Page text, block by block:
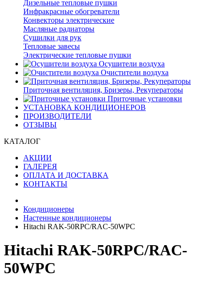
Дизельные тепловые пушки
Инфракрасные обогреватели
Конвекторы электрические
Масляные радиаторы
Сушилки для рук
Тепловые завесы
Электрические тепловые пушки
Осушители воздуха
Очистители воздуха
Приточная вентиляция, Бризеры, Рекуператоры
Приточные установки
УСТАНОВКА КОНДИЦИОНЕРОВ
ПРОИЗВОДИТЕЛИ
ОТЗЫВЫ
КАТАЛОГ
АКЦИИ
ГАЛЕРЕЯ
ОПЛАТА И ДОСТАВКА
КОНТАКТЫ
Кондиционеры
Настенные кондиционеры
Hitachi RAK-50RPC/RAC-50WPC
Hitachi RAK-50RPC/RAC-
50WPC